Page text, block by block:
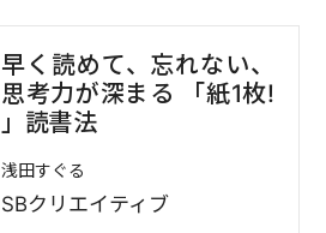
早く読めて、忘れない、
思考力が深まる 「紙1枚!
」読書法
浅田すぐる
SBクリエイティブ